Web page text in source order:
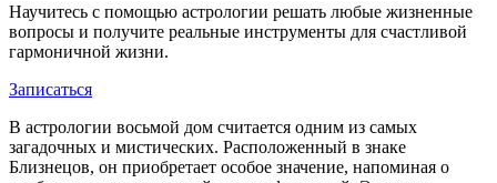
Научитесь с помощью астрологии решать любые жизненные
вопросы и получите реальные инструменты для счастливой
гармоничной жизни.
Записаться
В астрологии восьмой дом считается одним из самых
загадочных и мистических. Расположенный в знаке
Близнецов, он приобретает особое значение, напоминая о